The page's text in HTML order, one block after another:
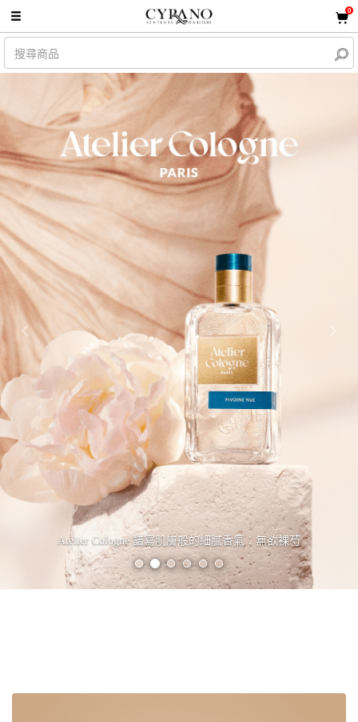
0
Atelier Cologne 譜寫肌膚般的細膩香氣：無欲裸芍
Previous